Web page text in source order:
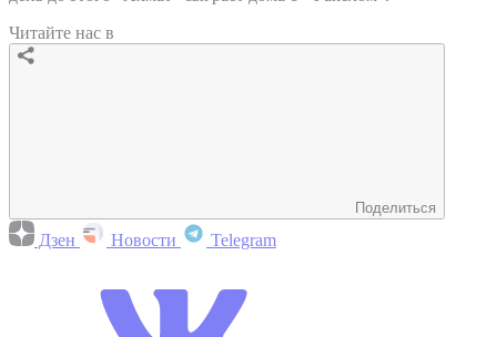
Читайте нас в
Поделиться
Дзен Новости Telegram